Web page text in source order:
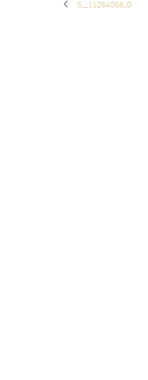
S__11264058_0